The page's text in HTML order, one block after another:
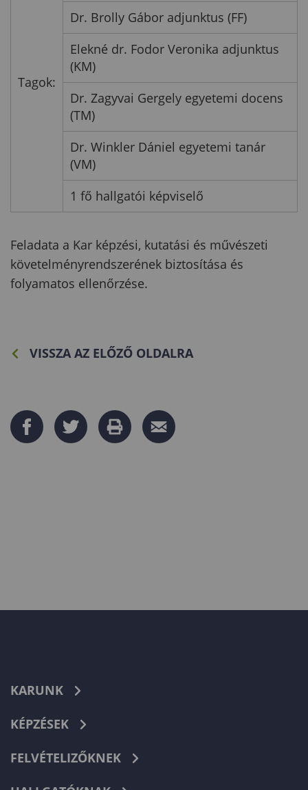
Tagok:
Dr. Brolly Gábor adjunktus (FF)
Elekné dr. Fodor Veronika adjunktus
(KM)
Dr. Zagyvai Gergely egyetemi docens
(TM)
Dr. Winkler Dániel egyetemi tanár
(VM)
1 fő hallgatói képviselő
Feladata a Kar képzési, kutatási és művészeti
követelményrendszerének biztosítása és
folyamatos ellenőrzése.
VISSZA AZ ELŐZŐ OLDALRA
KARUNK
KÉPZÉSEK
FELVÉTELIZŐKNEK